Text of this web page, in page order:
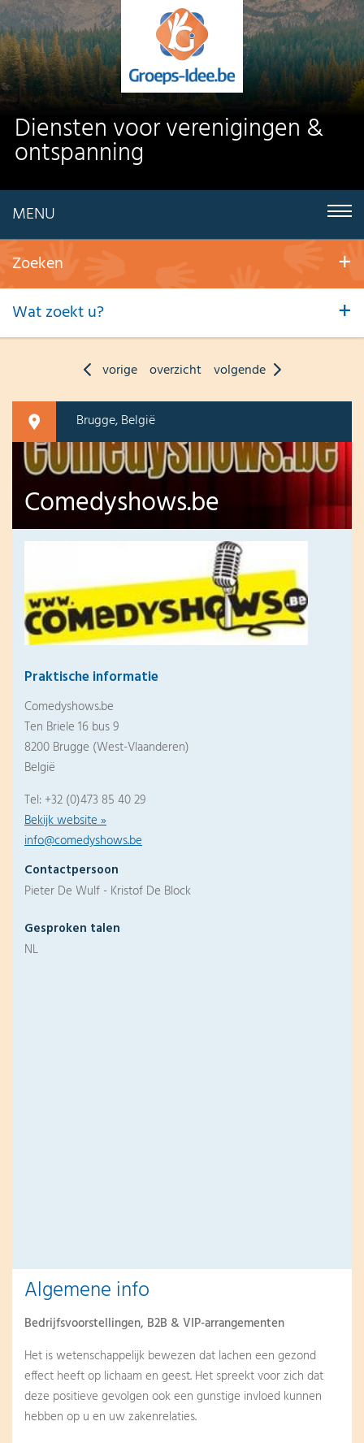
Diensten voor verenigingen &
ontspanning
MENU
Zoeken
Wat zoekt u?
vorige overzicht volgende
Brugge, België
Comedyshows.be
Praktische informatie
Comedyshows.be
Ten Briele 16 bus 9
8200 Brugge (West-Vlaanderen)
België
Tel: +32 (0)473 85 40 29
Bekijk website »
info@comedyshows.be
Contactpersoon
Pieter De Wulf - Kristof De Block
Gesproken talen
NL
Algemene info
Bedrijfsvoorstellingen, B2B & VIP-arrangementen
Het is wetenschappelijk bewezen dat lachen een gezond
effect heeft op lichaam en geest. Het spreekt voor zich dat
deze positieve gevolgen ook een gunstige invloed kunnen
hebben op u en uw zakenrelaties.